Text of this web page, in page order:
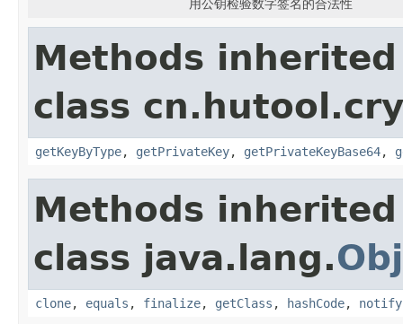
用公钥检验数字签名的合法性
Methods
class
getKeyByType, getPrivateKey, getPrivateKeyBase64,
Methods
class java.lang.
clone, equals , finalize, getClass , hashCode, notify